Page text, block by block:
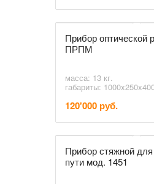
Прибор оптической
ПРПМ
масса: 13 кг.
габариты:
120'000 руб.
Прибор стяжной
пути мод. 1451